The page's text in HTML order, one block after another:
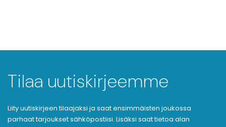
Tilaa uutiskirjeemme
Liity uutiskirjeen tilaajaksi ja saat ensimmäisten joukossa
parhaat tarjoukset sähköpostiisi. Lisäksi saat tietoa alan